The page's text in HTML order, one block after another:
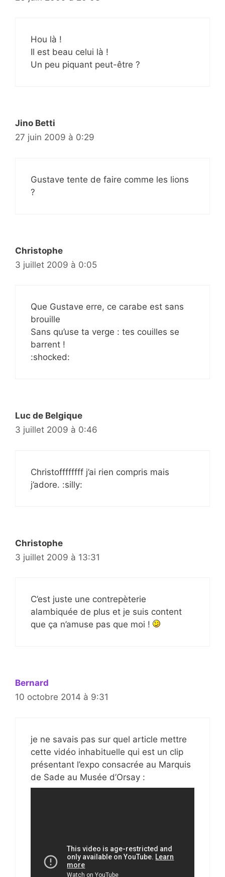
Hou là !
Il est beau celui là !
Un peu piquant peut-être ?
Jino Betti
27 juin 2009 à 0:29
Gustave tente de faire comme les lions
?
Christophe
3 juillet 2009 à 0:05
Que Gustave erre, ce carabe est sans
brouille
Sans qu’use ta verge : tes couilles se
barrent !
:shocked:
Luc de Belgique
3 juillet 2009 à 0:46
Christoffffffff j’ai rien compris mais
j’adore. :silly:
Christophe
3 juillet 2009 à 13:31
C’est juste une contrepèterie
alambiquée de plus et je suis content
que ça n’amuse pas que moi !
Bernard
10 octobre 2014 à 9:31
je ne savais pas sur quel article mettre
cette vidéo inhabituelle qui est un clip
présentant l’expo consacrée au Marquis
de Sade au Musée d’Orsay :